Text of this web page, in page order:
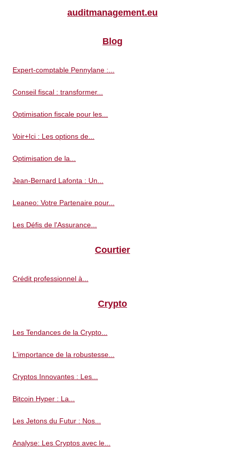
auditmanagement.eu
Blog
Expert-comptable Pennylane :...
Conseil fiscal : transformer...
Optimisation fiscale pour les...
Voir+Ici : Les options de...
Optimisation de la...
Jean-Bernard Lafonta : Un...
Leaneo: Votre Partenaire pour...
Les Défis de l'Assurance...
Courtier
Crédit professionnel à...
Crypto
Les Tendances de la Crypto...
L'importance de la robustesse...
Cryptos Innovantes : Les...
Bitcoin Hyper : La...
Les Jetons du Futur : Nos...
Analyse: Les Cryptos avec le...